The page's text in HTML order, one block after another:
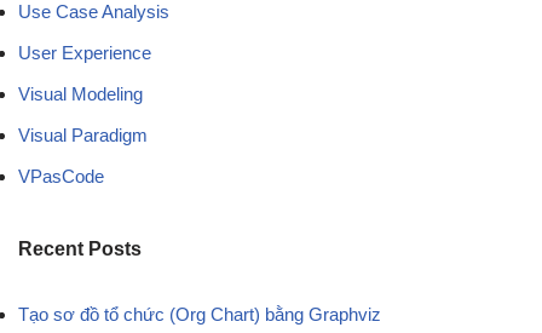
Use Case Analysis
User Experience
Visual Modeling
Visual Paradigm
VPasCode
Recent Posts
Tạo sơ đồ tổ chức (Org Chart) bằng Graphviz